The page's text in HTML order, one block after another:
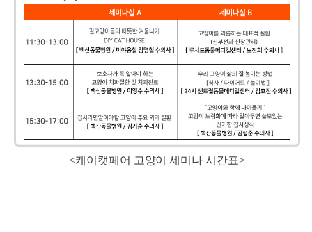
<케이캣페어 고양이 세미나 시간표>